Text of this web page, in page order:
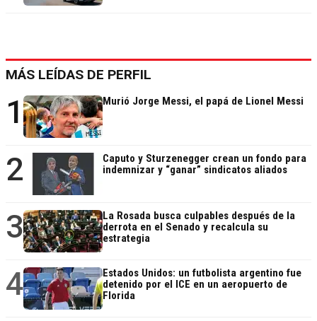
MÁS LEÍDAS DE PERFIL
1 Murió Jorge Messi, el papá de Lionel Messi
2
Caputo y Sturzenegger crean un fondo para
indemnizar y “ganar” sindicatos aliados
3
La Rosada busca culpables después de la
derrota en el Senado y recalcula su
estrategia
4
Estados Unidos: un futbolista argentino fue
detenido por el ICE en un aeropuerto de
Florida